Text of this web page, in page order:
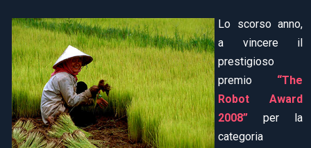
Lo scorso anno,
a vincere il
prestigioso
premio “The
Robot Award
2008” per la
categoria